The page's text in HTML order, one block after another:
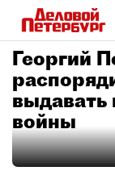
Георгий
выдавать
войны